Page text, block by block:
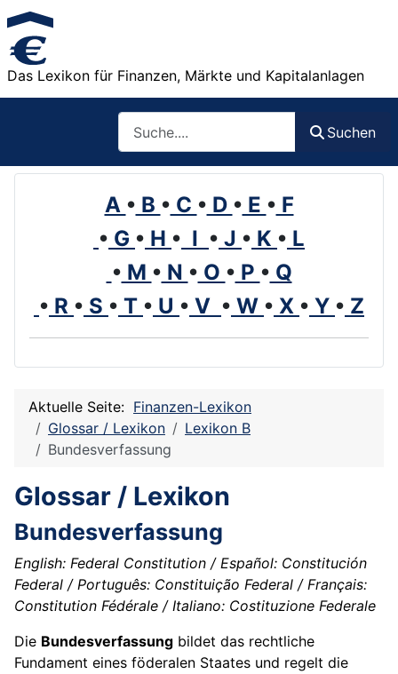
Das Lexikon für Finanzen, Märkte und Kapitalanlagen
Suchen
A • B • C • D • E • F
• G • H • I • J • K • L
• M • N • O • P • Q
• R • S • T • U • V • W • X • Y • Z
Aktuelle Seite: Finanzen-Lexikon
Glossar / Lexikon
Lexikon B
Bundesverfassung
Glossar / Lexikon
Bundesverfassung
English: Federal Constitution / Español: Constitución
Federal / Português: Constituição Federal / Français:
Constitution Fédérale / Italiano: Costituzione Federale
Die Bundesverfassung bildet das rechtliche
Fundament eines föderalen Staates und regelt die